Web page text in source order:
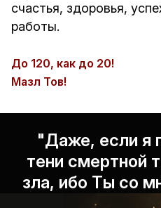
счастья, здоровья,
работы.
До 120, как до 20!
Мазл Тов!
"Даже, если я
тени смертной
зла, ибо Ты со